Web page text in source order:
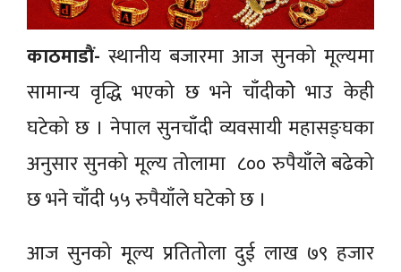
काठमाडाैं- स्थानीय बजारमा आज सुनको मूल्यमा
सामान्य वृद्धि भएको छ भने चाँदीकोे भाउ केही
घटेको छ । नेपाल सुनचाँदी व्यवसायी महासङ्घका
अनुसार सुनको मूल्य तोलामा ८०० रुपैयाँले बढेको
छ भने चाँदी ५५ रुपैयाँले घटेको छ ।
आज सुनको मूल्य प्रतितोला दुई लाख ७९ हजार